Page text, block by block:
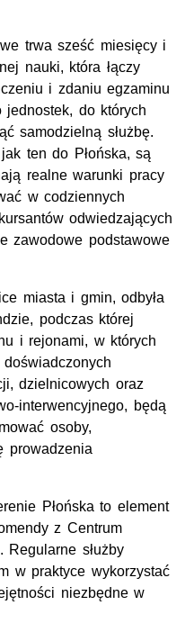
trwa sześć miesięcy i
nauki, która łączy
i zdaniu egzaminu
jednostek, do których
samodzielną służbę.
ten do Płońska, są
realne warunki pracy
w codziennych
odwiedzających
zawodowe podstawowe
miasta i gmin, odbyła
podczas której
i rejonami, w których
dzielnicowych oraz
interwencyjnego, będą
osoby,
prowadzenia
Płońska to element
z Centrum
służby
w praktyce wykorzystać
niezbędne w